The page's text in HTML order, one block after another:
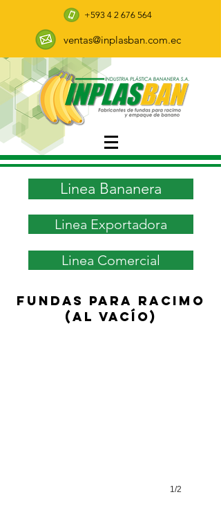
+593 4 2 676 564
ventas@inplasban.com.ec
Linea Bananera
Linea Exportadora
Linea Comercial
FUNDAS PARA RACIMO
(AL VACÍO)
1/2